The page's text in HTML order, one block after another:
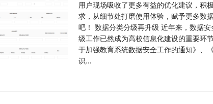
用户现场吸收了更多有益的优化建议，积
求，从细节处打磨使用体验，赋予更多数
吧！ 数据分类分级再升级 近年来，数据
级工作已然成为高校信息化建设的重要环
于加强教育系统数据安全工作的通知》、
识…